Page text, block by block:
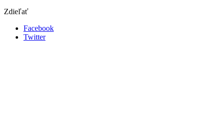
Zdieľať
Facebook
Twitter